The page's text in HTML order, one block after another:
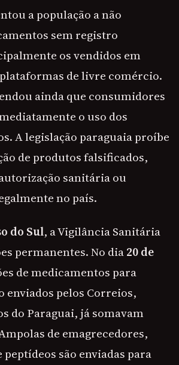
a população a não
sem registro
os vendidos em
de livre comércio.
ainda que consumidores
o uso dos
A legislação paraguaia proíbe
de produtos falsificados,
sanitária ou
no país.
do Sul, a Vigilância Sanitária
permanentes. No dia20 de
de medicamentos para
enviados pelos Correios,
do Paraguai, já somavam
de emagrecedores,
peptídeos são enviadas para